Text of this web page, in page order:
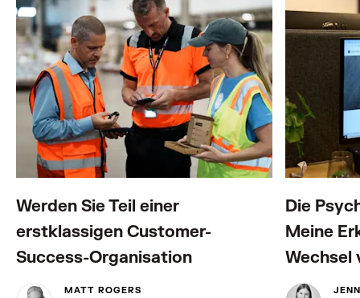
Werden Sie Teil einer
erstklassigen Customer-
Success-Organisation
MATT ROGERS
Die
Meine
Wechsel